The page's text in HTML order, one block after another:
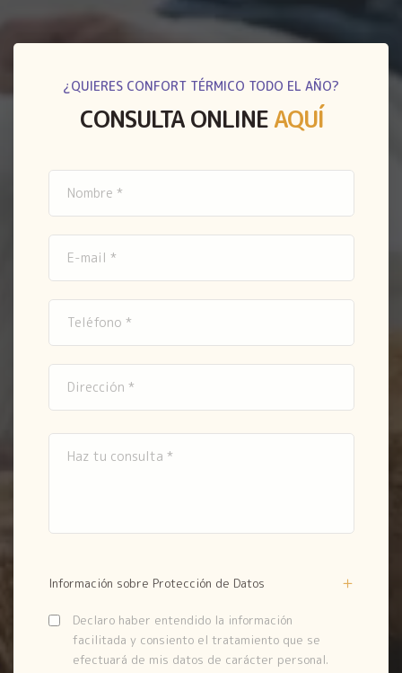
¿QUIERES CONFORT TÉRMICO TODO EL AÑO?
CONSULTA ONLINEAQUÍ
Información sobre Protección de Datos
Declaro haber entendido la información
facilitada y consiento el tratamiento que se
efectuará de mis datos de carácter personal.